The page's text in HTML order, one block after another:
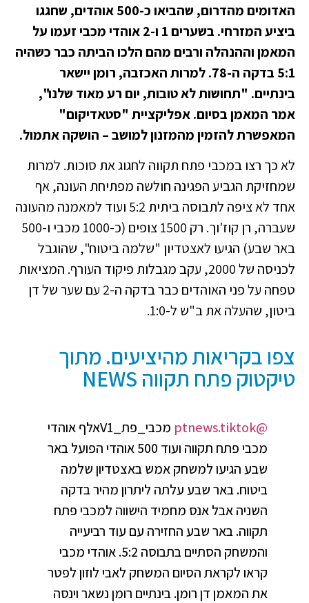
האדומים מהדרום, שהביאו כ-500 אוהדים, שחגגו
ביציע המזרחי. בשערים 1 ו-2 אוהדי מכבי זעמו על
המאמן וההנהלה ורבים מהם הלכו הביתה כבר כשהיה
5:1 בדקה ה-78. למרות האכזבה, רומן יישאר
בינתיים. "תחושות לא טובות, יום רע מאוד שלנו",
אמר המאמן בסיום. אפליקציית "סטאדיקום"
המאפשרת להזמין מהמזנון למושב – הושקה אתמול.
לא כך רצו במכבי פתח תקווה לחגוג את סוכות. למרות
שמחזיקת הגביע הפגינה חולשה מפתיחת העונה, אף
אחד לא ציפה לתבוסה ביתית 5:2 ועוד למאמנה מהעונה
שעברה, רן קוז'וך. רק 1500 צופים (כ-1000 מכבי ו-500
באר שבע) הגיעו לאצטדיון "שלמה ביטוח", שהוגבל
לכניסה של 2000, עקב מגבלות פיקוד העורף. המציאות
טפחה על פני האוהדים כבר בדקה ה-2 עם שער של דן
ביטון, שהעלה את ב"ש ל-1:0.
צפו בקריאות מהיציעים. מתוך
טיקטוק פתח תקווה NEWS
@ptnews.tiktok
מכבי_פת_V1אלף אוהדי
מכבי פתח תקווה ועוד 500 אוהדי הפועל באר
שבע הגיעו למשחק אמש באצטדיון שלמה
ביטוח. באר שבע עלתה ליתרון מהיר בדקה
השניה אבל אנס מחמיד הישווה למכבי פתח
תקווה. באר שבע החזירה עם עוד רביעייה
והמשחק הסתיים בתבוסה 5:2. אוהדי מכבי
קראו לקראת הסיום המשחק לאבי לוזון לפטר
את המאמן דן רומן. בינתיים רומן נשאר וינסה